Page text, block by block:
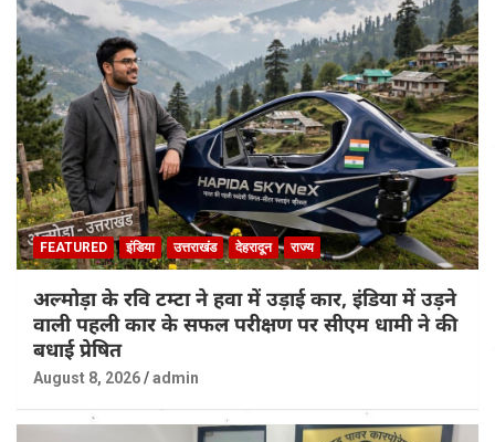
FEATURED इंडिया उत्तराखंड देहरादून राज्य
अल्मोड़ा के रवि टम्टा ने हवा में उड़ाई कार, इंडिया में उड़ने
वाली पहली कार के सफल परीक्षण पर सीएम धामी ने की
बधाई प्रेषित
August 8, 2026 admin